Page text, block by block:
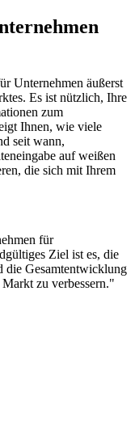
Unternehmen äußerst
Es ist nützlich, Ihre
zum
Ihnen, wie viele
seit wann,
auf weißen
die sich mit Ihrem
für
Ziel ist es, die
die Gesamtentwicklung
zu verbessern."